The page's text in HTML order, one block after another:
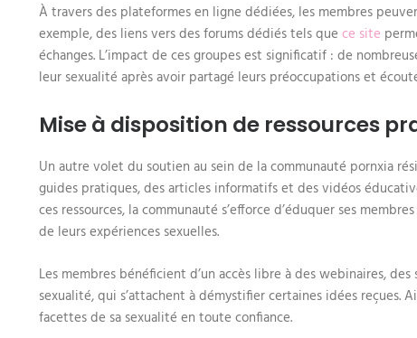
À travers des plateformes en ligne dédiées, les membres
exemple, des liens vers des forums dédiés tels que ce site
échanges. L’impact de ces groupes est significatif : de
leur sexualité après avoir partagé leurs préoccupations et
Mise à disposition de ressources
Un autre volet du soutien au sein de la communauté pornxia
guides pratiques, des articles informatifs et des vidéos
ces ressources, la communauté s’efforce d’éduquer ses
de leurs expériences sexuelles.
Les membres bénéficient d’un accès libre à des webinaires,
sexualité, qui s’attachent à démystifier certaines idées
facettes de sa sexualité en toute confiance.